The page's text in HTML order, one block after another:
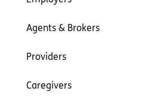
Agents & Brokers
Providers
Caregivers